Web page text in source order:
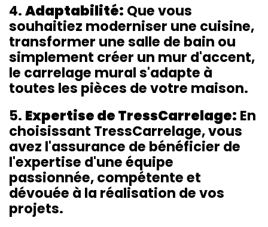
4.Adaptabilité: Que vous
souhaitiez moderniser une cuisine,
transformer une salle de bain ou
simplement créer un mur d'accent,
le carrelage mural s'adapte à
toutes les pièces de votre maison.
5. Expertise de TressCarrelage: En
choisissant TressCarrelage, vous
avez l'assurance de bénéficier de
l'expertise d'une équipe
passionnée, compétente et
dévouée à la réalisation de vos
projets.